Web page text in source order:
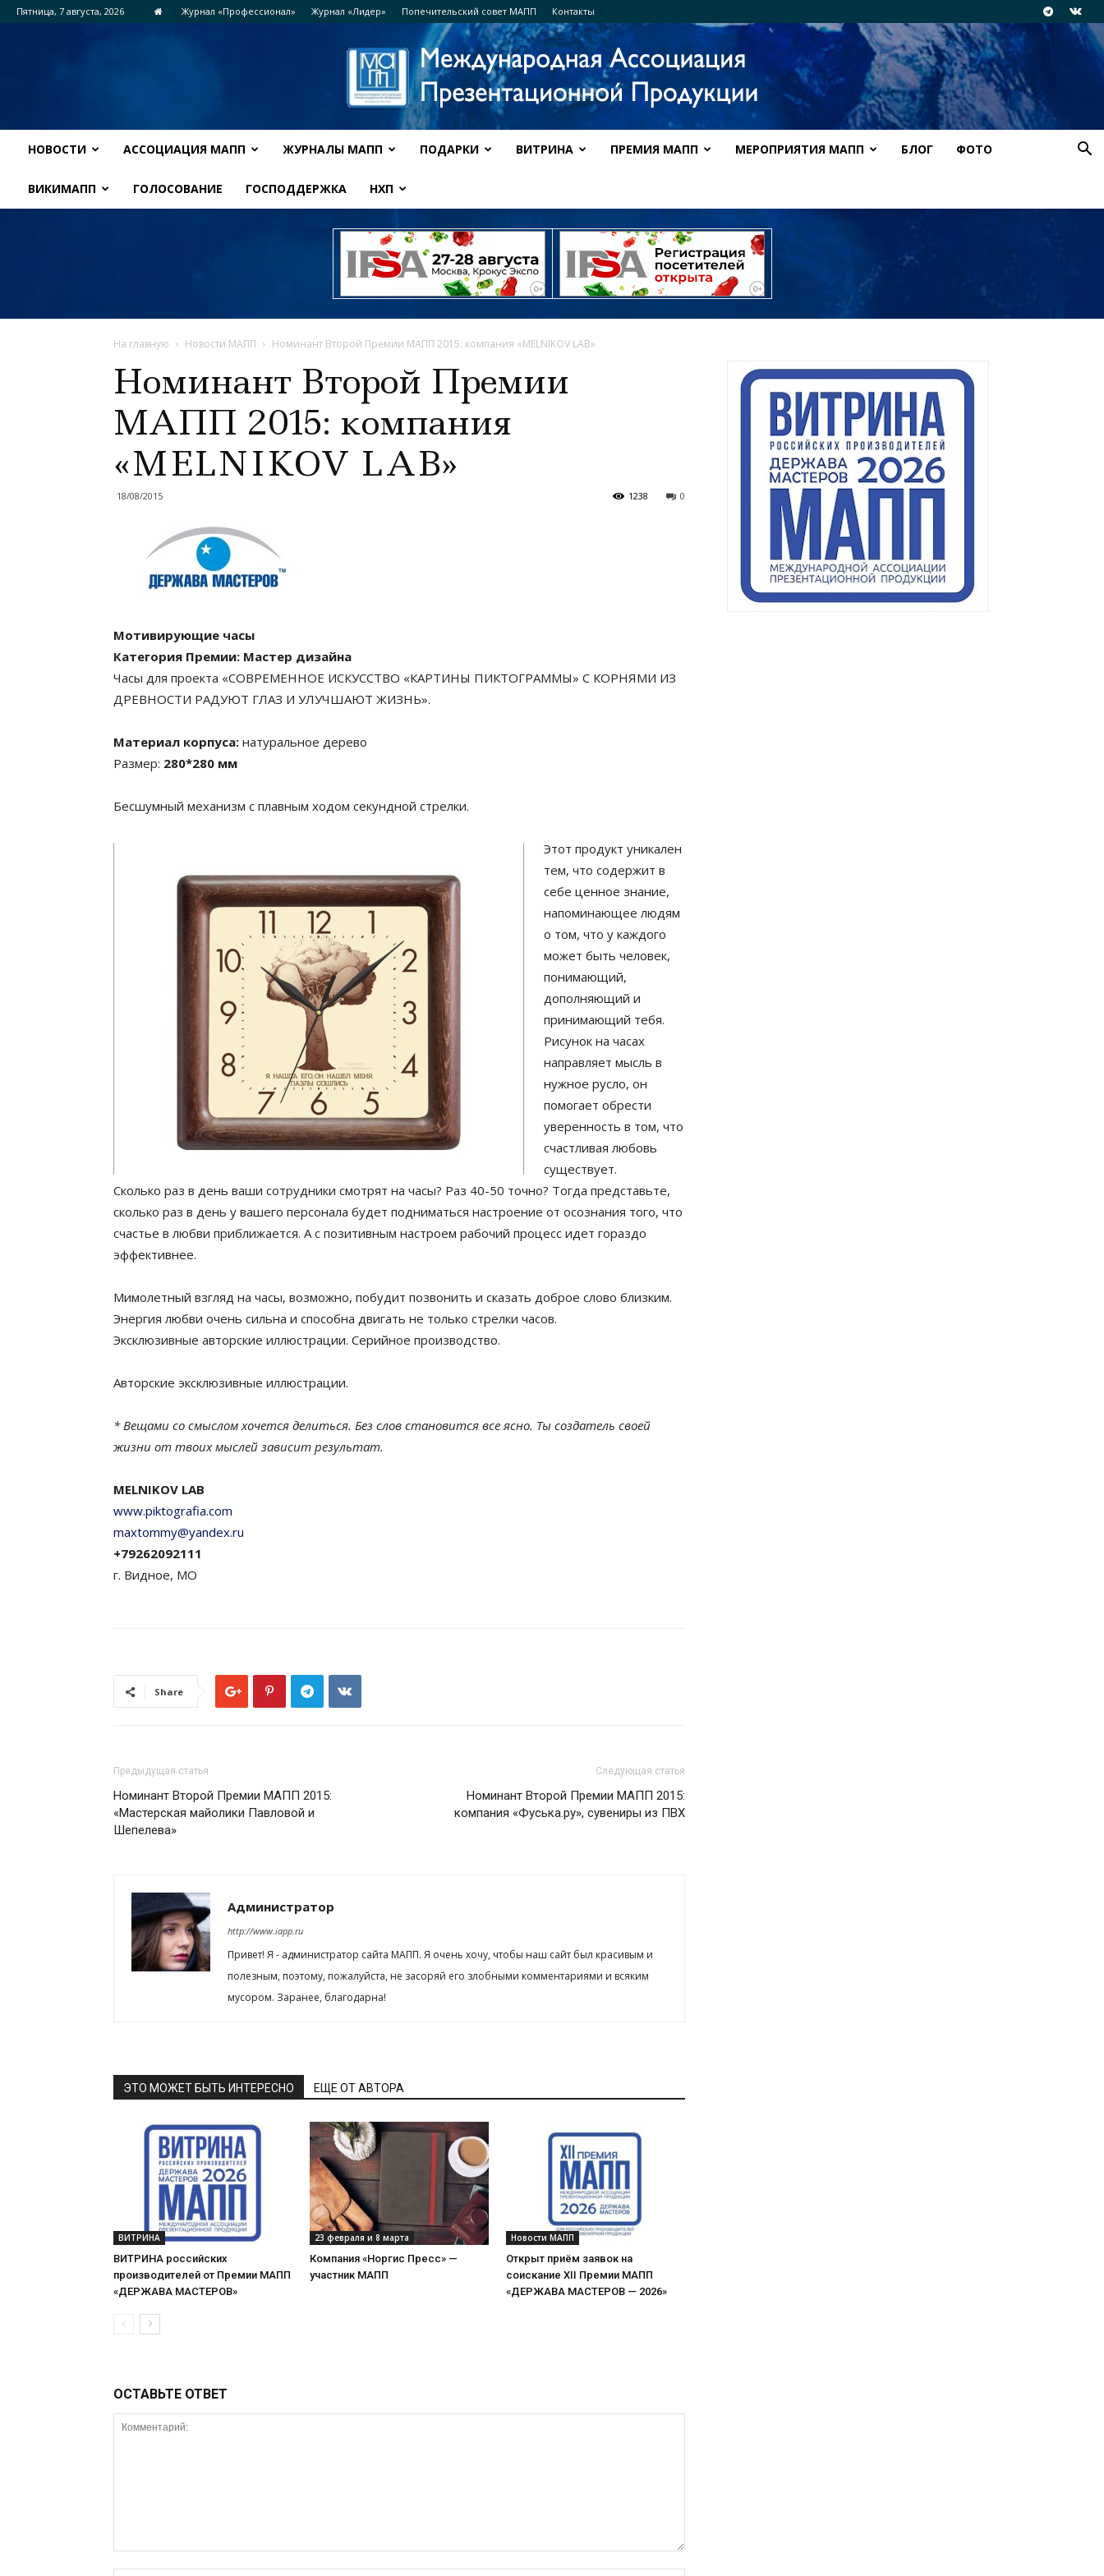
Пятница, 7 августа, 2026 Журнал «Профессионал» Журнал «Лидер» Попечительский совет МАПП Контакты
НОВОСТИ АССОЦИАЦИЯ МАПП ЖУРНАЛЫ МАПП ПОДАРКИ ВИТРИНА ПРЕМИЯ МАПП МЕРОПРИЯТИЯ МАПП БЛОГ ФОТО
ВИКИМАПП ГОЛОСОВАНИЕ ГОСПОДДЕРЖКА НХП
На главную Новости МАПП Номинант Второй Премии МАПП 2015: компания «MELNIKOV LAB»
Номинант Второй Премии
МАПП 2015: компания
«MELNIKOV LAB»
18/08/2015 0
1238
Мотивирующие часы
Категория Премии: Мастер дизайна
Часы для проекта «СОВРЕМЕННОЕ ИСКУССТВО «КАРТИНЫ ПИКТОГРАММЫ» C КОРНЯМИ ИЗ
ДРЕВНОСТИ РАДУЮТ ГЛАЗ И УЛУЧШАЮТ ЖИЗНЬ».
Материал корпуса: натуральное дерево
Размер: 280*280 мм
Бесшумный механизм с плавным ходом секундной стрелки.
Этот продукт уникален
тем, что содержит в
себе ценное знание,
напоминающее людям
о том, что у каждого
может быть человек,
понимающий,
дополняющий и
принимающий тебя.
Рисунок на часах
направляет мысль в
нужное русло, он
помогает обрести
уверенность в том, что
счастливая любовь
существует.
Сколько раз в день ваши сотрудники смотрят на часы? Раз 40-50 точно? Тогда представьте,
сколько раз в день у вашего персонала будет подниматься настроение от осознания того, что
счастье в любви приближается. А с позитивным настроем рабочий процесс идет гораздо
эффективнее.
Мимолетный взгляд на часы, возможно, побудит позвонить и сказать доброе слово близким.
Энергия любви очень сильна и способна двигать не только стрелки часов.
Эксклюзивные авторские иллюстрации. Серийное производство.
Авторские эксклюзивные иллюстрации.
* Вещами со смыслом хочется делиться. Без слов становится все ясно. Ты создатель своей
жизни от твоих мыслей зависит результат.
MELNIKOV LAB
www.piktografia.com
maxtommy@yandex.ru
+79262092111
г. Видное, МО
Share
Предыдущая статья
Номинант Второй Премии МАПП 2015:
«Мастерская майолики Павловой и
Шепелева»
Следующая статья
Номинант Второй Премии МАПП 2015:
компания «Фуська.ру», сувениры из ПВХ
Администратор
http://www.iapp.ru
Привет! Я - администратор сайта МАПП. Я очень хочу, чтобы наш сайт был красивым и
полезным, поэтому, пожалуйста, не засоряй его злобными комментариями и всяким
мусором. Заранее, благодарна!
ЭТО МОЖЕТ БЫТЬ ИНТЕРЕСНО ЕЩЕ ОТ АВТОРА
ВИТРИНА
ВИТРИНА российских
производителей от Премии МАПП
«ДЕРЖАВА МАСТЕРОВ»
23 февраля и 8 марта
Компания «Норгис Пресс» —
участник МАПП
Новости МАПП
Открыт приём заявок на
соискание XII Премии МАПП
«ДЕРЖАВА МАСТЕРОВ — 2026»
ОСТАВЬТЕ ОТВЕТ